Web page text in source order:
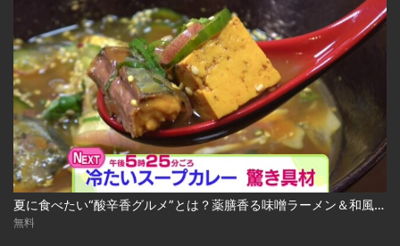
夏に食べたい“酸辛香グルメ”とは？薬膳香る味噌ラーメン＆和風冷やしスープカレー 2026-08-04
無料